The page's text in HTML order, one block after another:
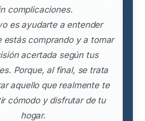
complicaciones.
es ayudarte a entender
estás comprando y a tomar
acertada según tus
Porque, al final, se trata
aquello que realmente te
cómodo y disfrutar de tu
hogar.